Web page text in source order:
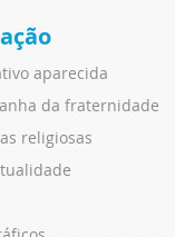
aparecida
da fraternidade
religiosas